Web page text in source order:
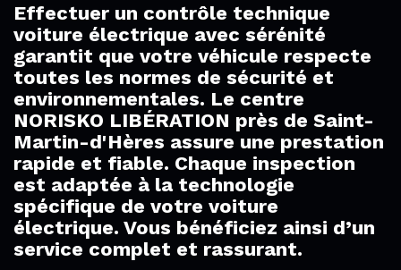
Effectuer un contrôle technique
voiture électrique avec sérénité
garantit que votre véhicule respecte
toutes les normes de sécurité et
environnementales. Le centre
NORISKO LIBÉRATION près de Saint-
Martin-d'Hères assure une prestation
rapide et fiable. Chaque inspection
est adaptée à la technologie
spécifique de votre voiture
électrique. Vous bénéficiez ainsi d’un
service complet et rassurant.